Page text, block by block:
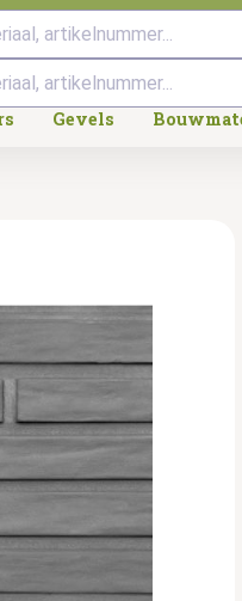
artikelnummer...
Gevels